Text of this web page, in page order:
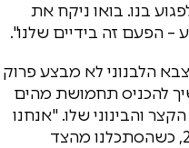
בנו. בואו ניקח את
– הפעם זה בידיים שלנו".
הלבנוני לא מבצע פרוק
להכניס תחמושת מהים
והבינוני שלו. "אנחנו
לא רוצים לחזור לימים אחרי 2006, כשהסתכלנו מהצד